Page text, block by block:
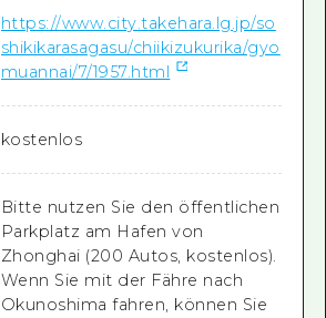
https://www.city.takehara.lg.jp/so
shikikarasagasu/chiikizukurika/gyo
muannai/7/1957.html
kostenlos
Bitte nutzen Sie den öffentlichen
Parkplatz am Hafen von
Zhonghai (200 Autos, kostenlos).
Wenn Sie mit der Fähre nach
Okunoshima fahren, können Sie